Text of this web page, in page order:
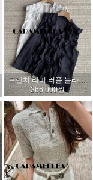
프렌치 라미 러플 블라우스 (2col)
266,000원